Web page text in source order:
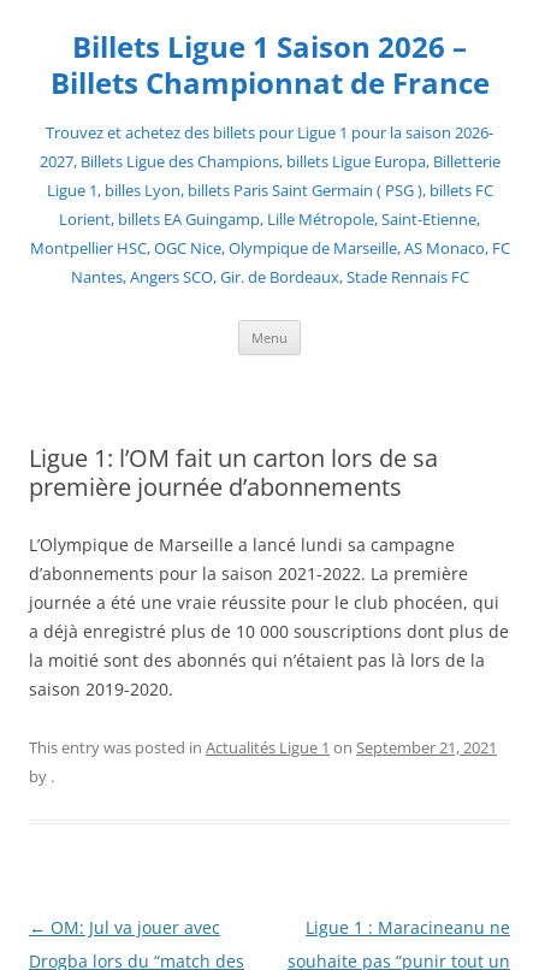
contentBillets Ligue 1 Saison 2026 –
Billets Championnat de France
Trouvez et achetez des billets pour Ligue 1 pour la saison 2026-
2027, Billets Ligue des Champions, billets Ligue Europa, Billetterie
Ligue 1, billes Lyon, billets Paris Saint Germain ( PSG ), billets FC
Lorient, billets EA Guingamp, Lille Métropole, Saint-Etienne,
Montpellier HSC, OGC Nice, Olympique de Marseille, AS Monaco, FC
Nantes, Angers SCO, Gir. de Bordeaux, Stade Rennais FC
Menu
Ligue 1: l’OM fait un carton lors de sa
première journée d’abonnements
L’Olympique de Marseille a lancé lundi sa campagne
d’abonnements pour la saison 2021-2022. La première
journée a été une vraie réussite pour le club phocéen, qui
a déjà enregistré plus de 10 000 souscriptions dont plus de
la moitié sont des abonnés qui n’étaient pas là lors de la
saison 2019-2020.
This entry was posted in Actualités Ligue 1 on September 21, 2021
by .
Post
navigation
← OM: Jul va jouer avec
Drogba lors du “match des
Ligue 1 : Maracineanu ne
souhaite pas “punir tout un